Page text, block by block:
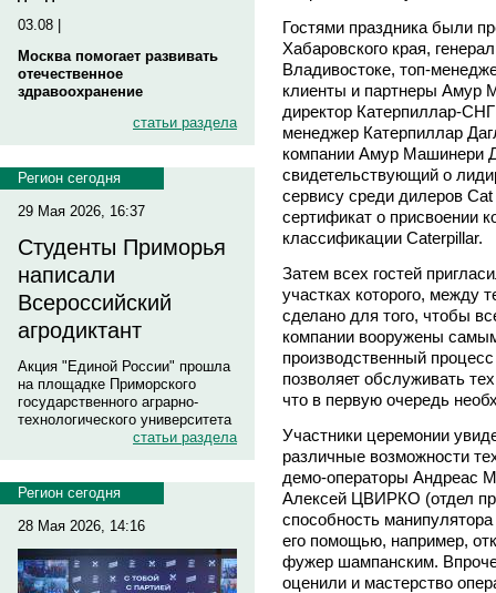
03.08 |
Москва помогает развивать
отечественное
здравоохранение
статьи раздела
Регион сегодня
29 Мая 2026, 16:37
Студенты Приморья
написали
Всероссийский
агродиктант
Акция "Единой России" прошла
на площадке Приморского
государственного аграрно-
технологического университета
статьи раздела
Регион сегодня
28 Мая 2026, 14:16
Гостями праздника были
Хабаровского края,
Владивостоке, топ-
клиенты и партнеры Амур
директор Катерпиллар-
менеджер Катерпиллар
компании Амур
свидетельствующий о
сервису среди дилеров
сертификат о присвоении
классификации Caterpillar.
Затем всех гостей
участках которого, между
сделано для того, чтобы
компании вооружены
производственный
позволяет обслуживать
что в первую очередь
Участники церемонии
различные возможности
демо-операторы Андреас
Алексей ЦВИРКО (отдел
способность
его помощью, например,
фужер шампанским.
оценили и мастерство